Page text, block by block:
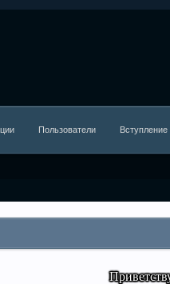
Пользователи Вступление